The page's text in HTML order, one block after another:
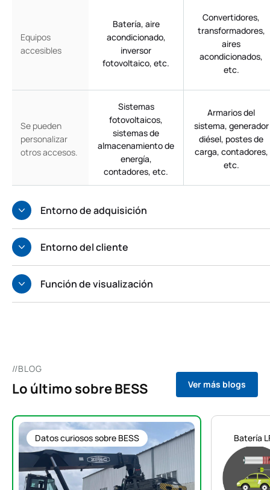
Equipos
accesibles
Batería, aire
acondicionado,
inversor
fotovoltaico, etc.
Convertidores,
transformadores,
aires
acondicionados,
etc.
Se pueden
personalizar
otros accesos.
Sistemas
fotovoltaicos,
sistemas de
almacenamiento de
energía,
contadores, etc.
Armarios del
sistema, generador
diésel, postes de
carga, contadores,
etc.
Entorno de adquisición
Entorno del cliente
Función de visualización
//BLOG
Lo último sobre BESS Ver más blogs
Datos curiosos sobre BESS Batería